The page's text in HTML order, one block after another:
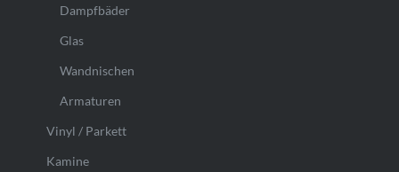
Dampfbäder
Glas
Wandnischen
Armaturen
Vinyl / Parkett
Kamine